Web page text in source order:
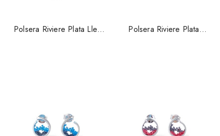
Polsera Riviere Plata Llei
Polsera Riviere Plata